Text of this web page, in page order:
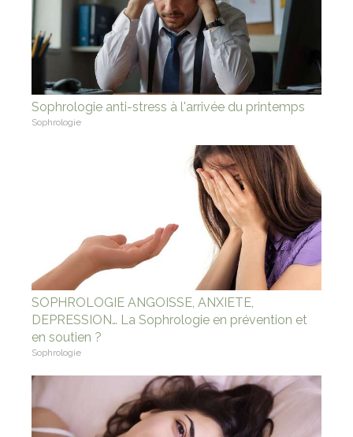
Sophrologie anti-stress à l'arrivée du printemps
Sophrologie
SOPHROLOGIE ANGOISSE, ANXIETE,
DEPRESSION… La Sophrologie en prévention et
en soutien ?
Sophrologie